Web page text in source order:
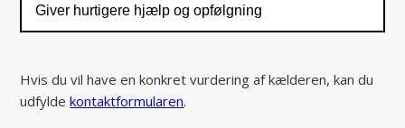
Giver hurtigere hjælp og opfølgning
Hvis du vil have en konkret vurdering af kælderen, kan du
udfyldekontaktformularen.